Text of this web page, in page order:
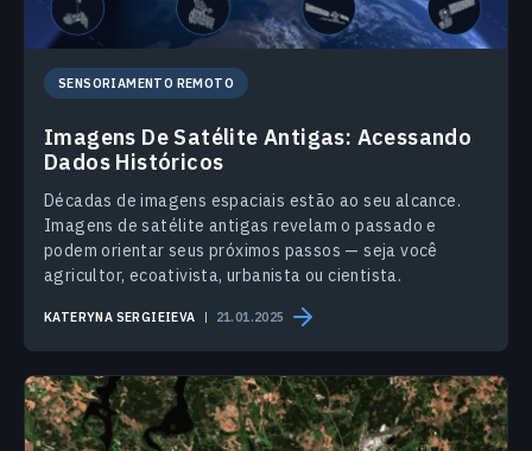
SENSORIAMENTO REMOTO
Imagens De Satélite Antigas: Acessando
Dados Históricos
Décadas de imagens espaciais estão ao seu alcance.
Imagens de satélite antigas revelam o passado e
podem orientar seus próximos passos — seja você
agricultor, ecoativista, urbanista ou cientista.
KATERYNA SERGIEIEVA 21.01.2025